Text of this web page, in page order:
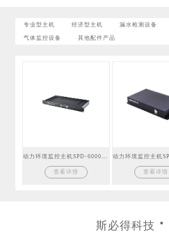
专业型主机 经济型主机 漏水检测设备
气体监控设备 其他配件产品
查看详情 查看详情
斯必得科技